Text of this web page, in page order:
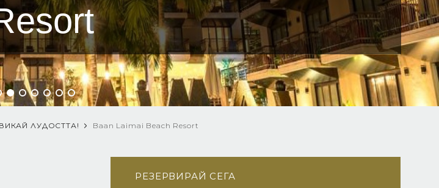
ЛУДОСТТА! Baan Laimai Beach Resort
РЕЗЕРВИРАЙ СЕГА